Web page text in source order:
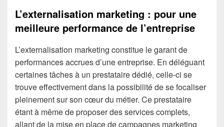
L’externalisation marketing : pour une
meilleure performance de l’entreprise
L’externalisation marketing constitue le garant de
performances accrues d’une entreprise. En déléguant
certaines tâches à un prestataire dédié, celle-ci se
trouve effectivement dans la possibilité de se focaliser
pleinement sur son cœur du métier. Ce prestataire
étant à même de proposer des services complets,
allant de la mise en place de campagnes marketing